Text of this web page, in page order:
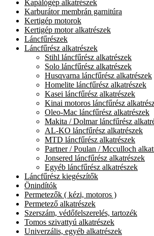
Kapálógép alkatrészek
Karburátor membrán garnitúra
Kertigép motorok
Kertigép motor alkatrészek
Láncfűrészek
Láncfűrész alkatrészek
Stihl láncfűrész alkatrészek
Solo láncfűrész alkatrészek
Husqvarna láncfűrész alkatrészek
Homelite láncfűrész alkatrészek
Kasei láncfűrész alkatrészek
Kinai motoros láncfűrész
Oleo-Mac láncfűrész alkatrészek
Makita / Dolmar láncfűrész
AL-KO láncfűrész alkatrészek
MTD láncfűrész alkatrészek
Partner / Poulan / Mcculloch
Jonsered láncfűrész alkatrészek
Egyéb láncfűrész alkatrészek
Láncfűrész kiegészítők
Önindítók
Permetezők ( kézi, motoros )
Permetező alkatrészek
Szerszám, védőfelszerelés, tartozék
Tomos szivattyú alkatrészek
Univerzális, egyéb alkatrészek